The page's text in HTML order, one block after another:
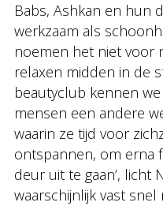
Babs, Ashkan en hun
werkzaam als
noemen het niet voor
relaxen midden in de
beautyclub kennen
mensen een andere
waarin ze tijd voor
ontspannen, om erna
deur uit te gaan’, licht
waarschijnlijk vast